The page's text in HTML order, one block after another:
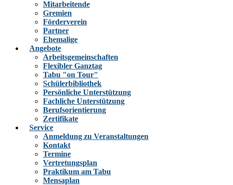
Mitarbeitende
Gremien
Förderverein
Partner
Ehemalige
Angebote
Arbeitsgemeinschaften
Flexibler Ganztag
Tabu "on Tour"
Schülerbibliothek
Persönliche Unterstützung
Fachliche Unterstützung
Berufsorientierung
Zertifikate
Service
Anmeldung zu Veranstaltungen
Kontakt
Termine
Vertretungsplan
Praktikum am Tabu
Mensaplan